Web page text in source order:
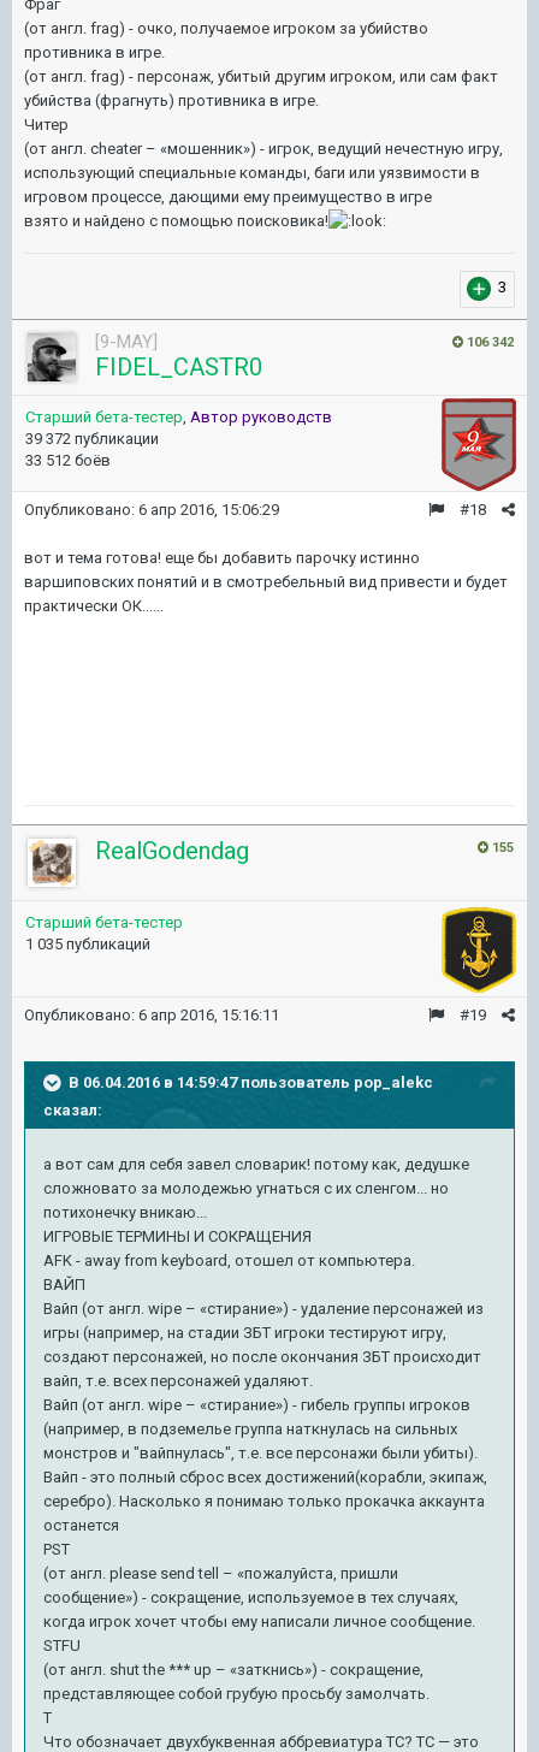
Фраг
(от англ. frag) - очко, получаемое игроком за убийство
противника в игре.
(от англ. frag) - персонаж, убитый другим игроком, или сам факт
убийства (фрагнуть) противника в игре.
Читер
(от англ. cheater – «мошенник») - игрок, ведущий нечестную игру,
использующий специальные команды, баги или уязвимости в
игровом процессе, дающими ему преимущество в игре
взято и найдено с помощью поисковика!
3
106 342
[9-MAY]
FIDEL_CASTR0
Старший бета-тестер Автор руководств
39 372 публикации
33 512 боёв
#18
Опубликовано: 6 апр 2016, 15:06:29
вот и тема готова! еще бы добавить парочку истинно
варшиповских понятий и в смотребельный вид привести и будет
практически ОК......
155
RealGodendag
Старший бета-тестер
1 035 публикаций
#19
Опубликовано: 6 апр 2016, 15:16:11
В 06.04.2016 в 14:59:47 пользователь pop_alekc
сказал:
а вот сам для себя завел словарик! потому как, дедушке
сложновато за молодежью угнаться с их сленгом... но
потихонечку вникаю...
ИГРОВЫЕ ТЕРМИНЫ И СОКРАЩЕНИЯ
AFK - away from keyboard, отошел от компьютера.
ВАЙП
Вайп (от англ. wipe – «стирание») - удаление персонажей из
игры (например, на стадии ЗБТ игроки тестируют игру,
создают персонажей, но после окончания ЗБТ происходит
вайп, т.е. всех персонажей удаляют.
Вайп (от англ. wipe – «стирание») - гибель группы игроков
(например, в подземелье группа наткнулась на сильных
монстров и "вайпнулась", т.е. все персонажи были убиты).
Вайп - это полный сброс всех достижений(корабли, экипаж,
серебро). Насколько я понимаю только прокачка аккаунта
останется
PST
(от англ. please send tell – «пожалуйста, пришли
сообщение») - сокращение, используемое в тех случаях,
когда игрок хочет чтобы ему написали личное сообщение.
STFU
(от англ. shut the *** up – «заткнись») - сокращение,
представляющее собой грубую просьбу замолчать.
T
Что обозначает двухбуквенная аббревиатура ТС? ТС — это